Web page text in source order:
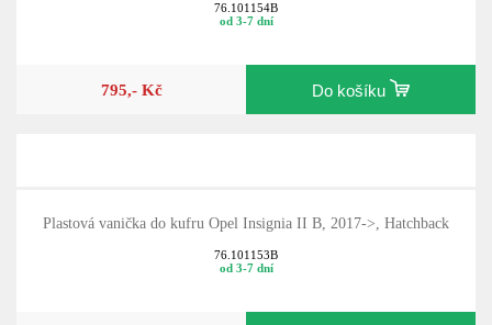
76.101154B
od 3-7 dní
795,- Kč Do košíku
Plastová vanička do kufru Opel Insignia II B, 2017->, Hatchback
76.101153B
od 3-7 dní